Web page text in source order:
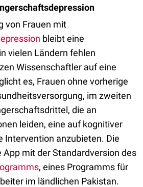
von Frauen mit
bleibt eine
vielen Ländern fehlen
Wissenschaftler auf eine
es, Frauen ohne vorherige
im zweiten
die an
leiden, eine auf kognitiver
Intervention anzubieten. Die
App mit der Standardversion des
, eines Programms für
im ländlichen Pakistan.